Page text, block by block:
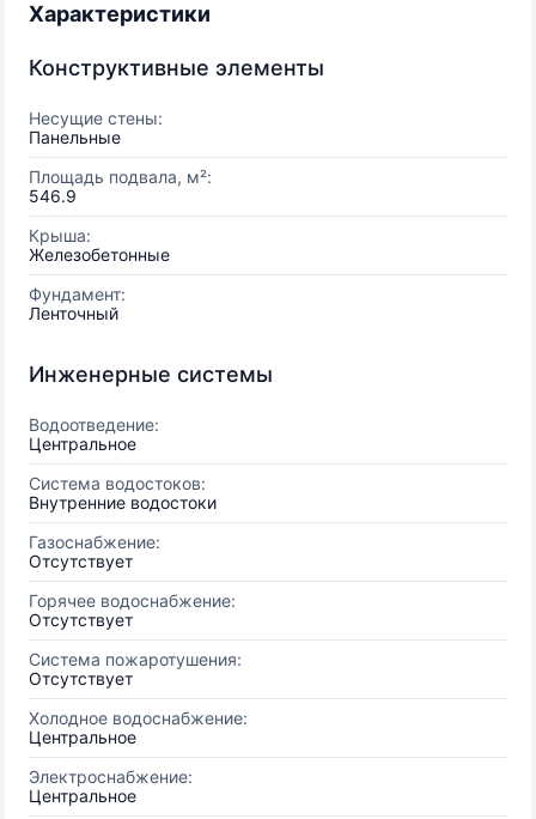
Характеристики
Конструктивные элементы
Несущие стены:
Панельные
Площадь подвала, м²:
546.9
Крыша:
Железобетонные
Фундамент:
Ленточный
Инженерные системы
Водоотведение:
Центральное
Система водостоков:
Внутренние водостоки
Газоснабжение:
Отсутствует
Горячее водоснабжение:
Отсутствует
Система пожаротушения:
Отсутствует
Холодное водоснабжение:
Центральное
Электроснабжение:
Центральное